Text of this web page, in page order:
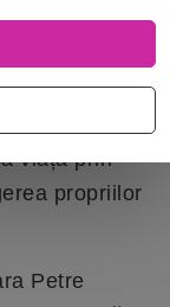
vastă în
și
pe
să înțeleagă
viața prin
propriilor
Petre